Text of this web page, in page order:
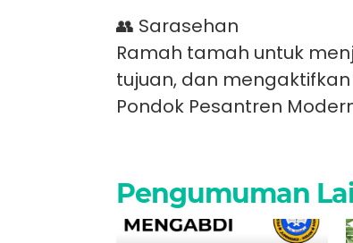
👥 Sarasehan
Ramah tamah untuk
tujuan, dan
Pondok Pesantren
Pengumuman